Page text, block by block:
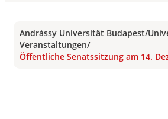
Andrássy Universität Budapest/
Veranstaltungen/
Öffentliche Senatssitzung am 14.